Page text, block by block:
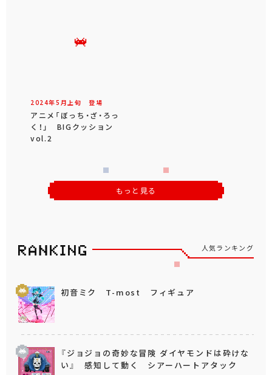
2024年5 月 上旬 登場
アニメ「ぼっち・ざ・ろっ
く！」 BIGクッション
vol.2
もっと見る
人気ランキング
初音ミク T-most フィギュア
『ジョジョの奇妙な冒険 ダイヤモンドは砕けな
い』 感知して動く シアーハートアタック